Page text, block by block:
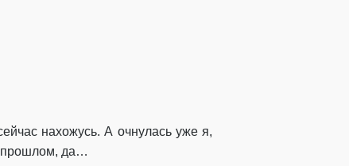
нахожусь. А очнулась уже я,
прошлом, да…